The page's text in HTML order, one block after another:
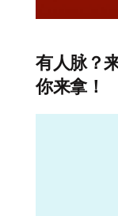
有人脉？
你来拿！